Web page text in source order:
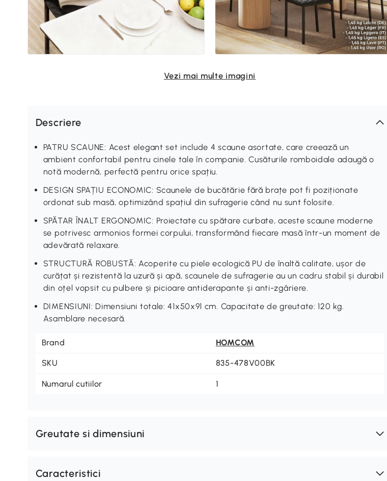
Vezi mai multe imagini
Descriere
PATRU SCAUNE: Acest elegant set include 4 scaune asortate, care creează un
ambient confortabil pentru cinele tale în companie. Cusăturile romboidale adaugă o
notă modernă, perfectă pentru orice spațiu.
DESIGN SPAȚIU ECONOMIC: Scaunele de bucătărie fără brațe pot fi poziționate
ordonat sub masă, optimizând spațiul din sufragerie când nu sunt folosite.
SPĂTAR ÎNALT ERGONOMIC: Proiectate cu spătare curbate, aceste scaune moderne
se potrivesc armonios formei corpului, transformând fiecare masă într-un moment de
adevărată relaxare.
STRUCTURĂ ROBUSTĂ: Acoperite cu piele ecologică PU de înaltă calitate, ușor de
curățat și rezistentă la uzură și apă, scaunele de sufragerie au un cadru stabil și durabil
din oțel vopsit cu pulbere și picioare antiderapante și anti-zgâriere.
DIMENSIUNI: Dimensiuni totale: 41x50x91 cm. Capacitate de greutate: 120 kg.
Asamblare necesară.
Brand HOMCOM
SKU 835-478V00BK
Numarul cutiilor 1
Greutate si dimensiuni
Caracteristici